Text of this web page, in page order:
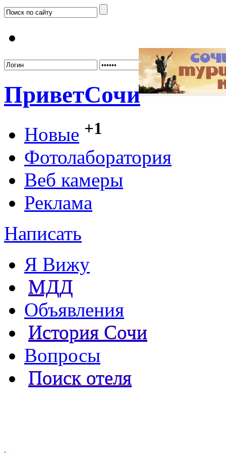
ПриветСочи
Новые +1
Фотолаборатория
Веб камеры
Реклама
Написать
Я Вижу
МДД
Объявления
История Сочи
Вопросы
Поиск отеля